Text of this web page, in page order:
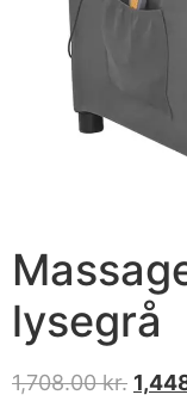
lysegrå
1,708.00kr.